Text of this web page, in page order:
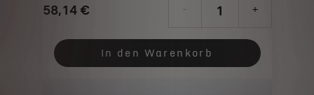
58,14 €
Price
58,14
- +
Quantity
updated
In den Warenkorb